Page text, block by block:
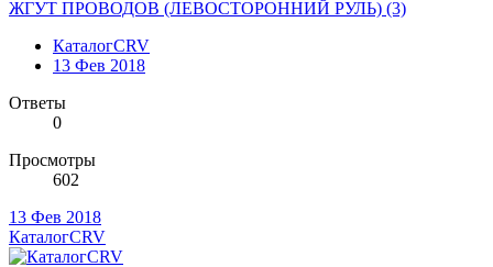
ЖГУТ ПРОВОДОВ (ЛЕВОСТОРОННИЙ РУЛЬ) (3)
КаталогCRV
13 Фев 2018
Ответы
0
Просмотры
602
13 Фев 2018
КаталогCRV